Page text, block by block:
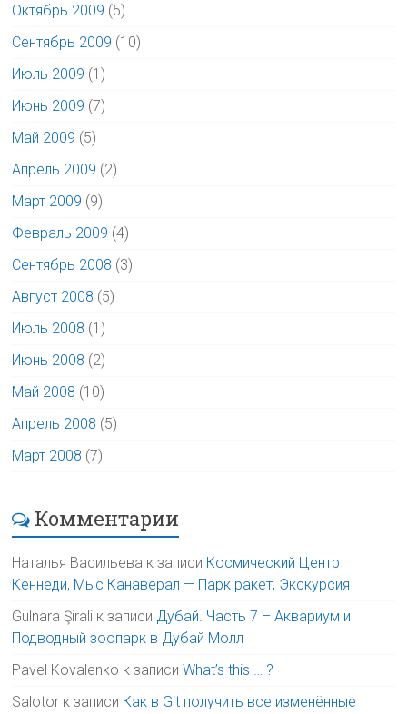
Октябрь 2009 (5)
Сентябрь 2009 (10)
Июль 2009 (1)
Июнь 2009 (7)
Май 2009 (5)
Апрель 2009 (2)
Март 2009 (9)
Февраль 2009 (4)
Сентябрь 2008 (3)
Август 2008 (5)
Июль 2008 (1)
Июнь 2008 (2)
Май 2008 (10)
Апрель 2008 (5)
Март 2008 (7)
Комментарии
Наталья Васильева к записи Космический Центр
Кеннеди, Мыс Канаверал — Парк ракет, Экскурсия
Gulnara Şirali к записи Дубай. Часть 7 – Аквариум и
Подводный зоопарк в Дубай Молл
Pavel Kovalenko к записиWhat’s this … ?
Salotor к записи Как в Git получить все изменённые